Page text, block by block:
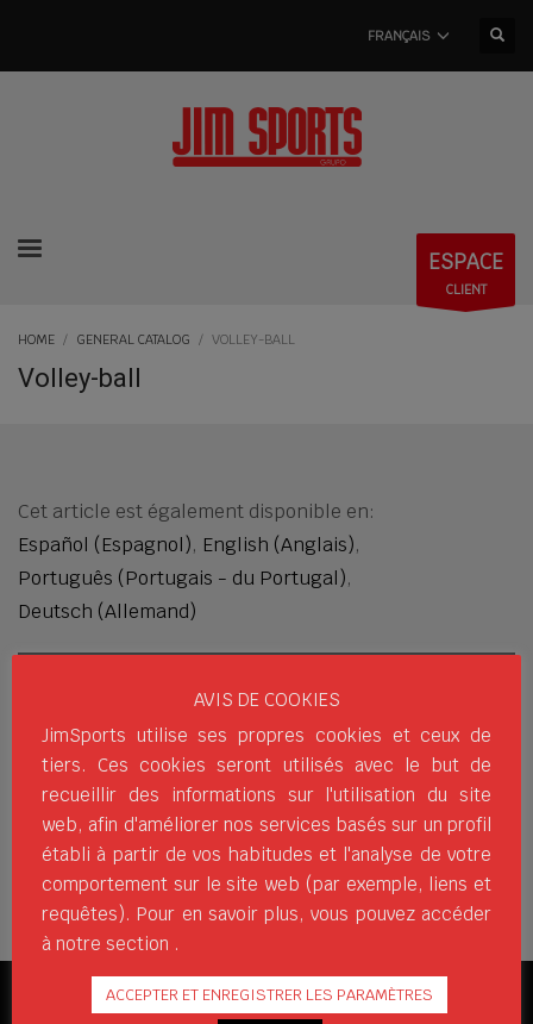
FRANÇAIS
ESPACE
CLIENT
HOME GENERAL CATALOG VOLLEY-BALL
Volley-ball
Cet article est également disponible en:
Español (Espagnol) English (Anglais)
Português (Portugais - du Portugal)
Deutsch (Allemand)
RÉSEAUX SOCIAUX
AVIS DE COOKIES
JimSports utilise ses propres cookies et ceux de
tiers. Ces cookies seront utilisés avec le but de
recueillir des informations sur l'utilisation du site
web, afin d'améliorer nos services basés sur un profil
établi à partir de vos habitudes et l'analyse de votre
comportement sur le site web (par exemple, liens et
requêtes). Pour en savoir plus, vous pouvez accéder
à notre section .
ACCEPTER ET ENREGISTRER LES PARAMÈTRES